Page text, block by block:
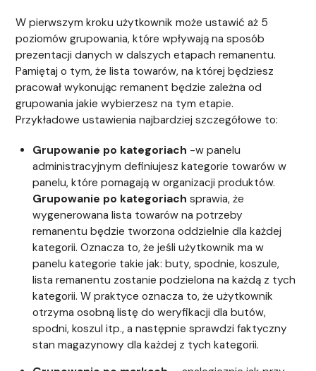
W pierwszym kroku użytkownik może ustawić aż 5
poziomów grupowania, które wpływają na sposób
prezentacji danych w dalszych etapach remanentu.
Pamiętaj o tym, że lista towarów, na której będziesz
pracował wykonując remanent będzie zależna od
grupowania jakie wybierzesz na tym etapie.
Przykładowe ustawienia najbardziej szczegółowe to:
Grupowanie po kategoriach -w panelu
administracyjnym definiujesz kategorie towarów w
panelu, które pomagają w organizacji produktów.
Grupowanie po kategoriach sprawia, że
wygenerowana lista towarów na potrzeby
remanentu będzie tworzona oddzielnie dla każdej
kategorii. Oznacza to, że jeśli użytkownik ma w
panelu kategorie takie jak: buty, spodnie, koszule,
lista remanentu zostanie podzielona na każdą z tych
kategorii. W praktyce oznacza to, że użytkownik
otrzyma osobną listę do weryfikacji dla butów,
spodni, koszul itp., a następnie sprawdzi faktyczny
stan magazynowy dla każdej z tych kategorii.